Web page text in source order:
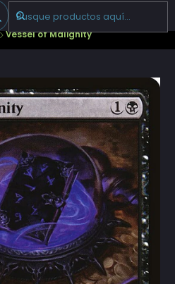
Escribenos
Pioneer
Vessel of Malignity